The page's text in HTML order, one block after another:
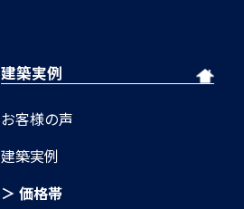
建築実例
お客様の声
建築実例
＞ 価格帯